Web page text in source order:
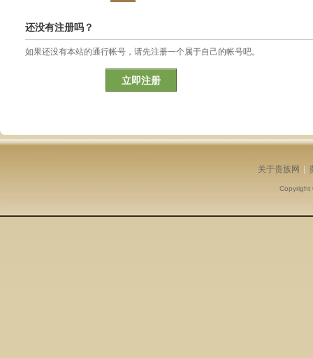
还没有注册吗？
如果还没有本站的通行帐号，请先注册一个属于自己的帐号吧。
立即注册
关于贵族网